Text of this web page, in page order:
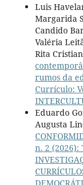
Luis
Margarida
Candido
Valéria
Rita
rumos da
Currículo:
Eduardo
Augusta
n. 2 (2026):